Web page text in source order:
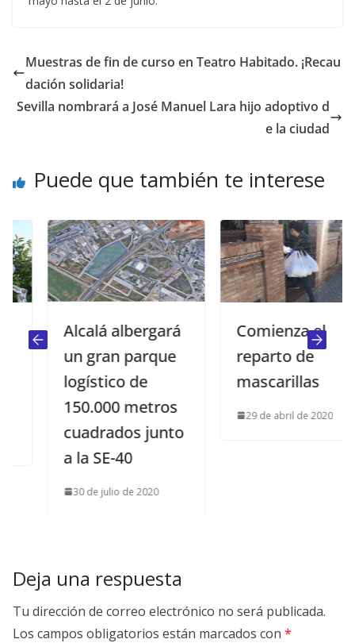
Muestras de fin de curso en Teatro Habitado. ¡Recau
dación solidaria!
Sevilla nombrará a José Manuel Lara hijo adoptivo d
e la ciudad
Puede que también te interese
Alcalá albergará
un gran parque
logístico de
150.000 metros
cuadrados junto
a la SE-40
30 de julio de 2020
Comienza el
reparto de
mascarillas
29 de abril de 2020
Deja una respuesta
Tu dirección de correo electrónico no será publicada.
Los campos obligatorios están marcados con *